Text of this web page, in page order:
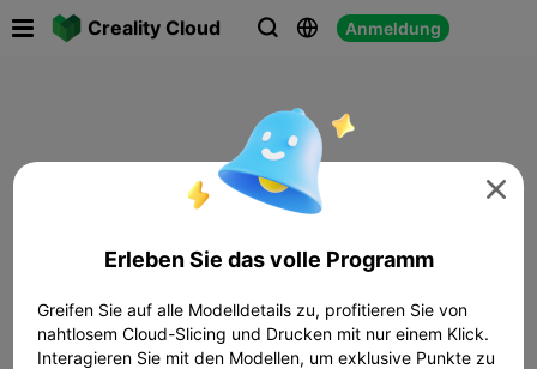
Creality Cloud   Anmeldung

Erleben Sie das volle Programm
Greifen Sie auf alle Modelldetails zu, profitieren Sie von
nahtlosem Cloud-Slicing und Drucken mit nur einem Klick.
Interagieren Sie mit den Modellen, um exklusive Punkte zu